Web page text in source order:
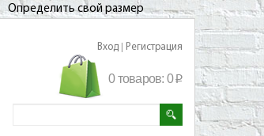
Определить свой размер
Вход Регистрация
0 товаров: 0p